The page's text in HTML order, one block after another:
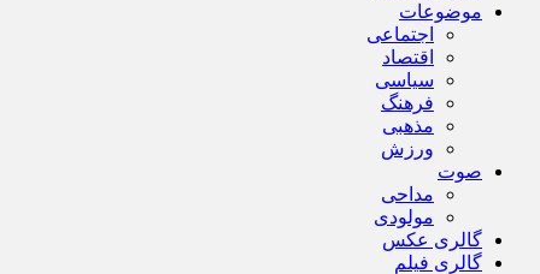
موضوعات
اجتماعی
اقتصاد
سیاسی
فرهنگ
مذهبی
ورزش
صوت
مداحی
مولودی
گالری عکس
گالری فیلم